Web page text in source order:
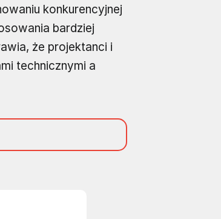
konkurencyjnej
bardziej
że projektanci i
technicznymi a